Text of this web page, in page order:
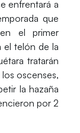
enfrentará a
que
el primer
el telón de la
tratarán
oscenses,
la hazaña
por 2